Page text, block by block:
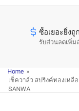
ซื้อเยอะยิ่งถูก
รับส่วนลดเพิ่
Home »
เช็ควาล์ว สปริงค์ทองเหลือ
SANWA